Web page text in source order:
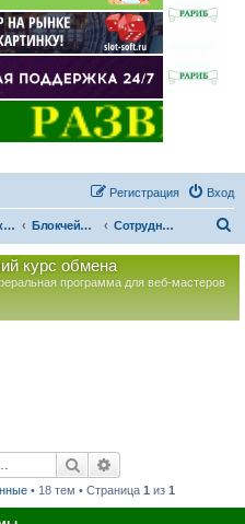
Вход
Регистрация
Российская Ассоциация Развития Игорного Бизнеса Блокчейн. Децентрализованное хранение данных Сотрудничество/Услуги
курс обмена
программа для веб-мастеров
Поиск
• 18 тем • Страница 1 из 1